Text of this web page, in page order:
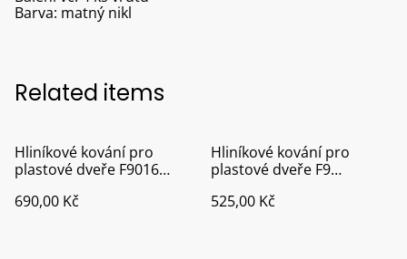
Barva: matný nikl
Related items
Hliníkové kování pro
plastové dveře F9016
690,00 Kč
Hliníkové kování pro
plastové dveře F9
525,00 Kč